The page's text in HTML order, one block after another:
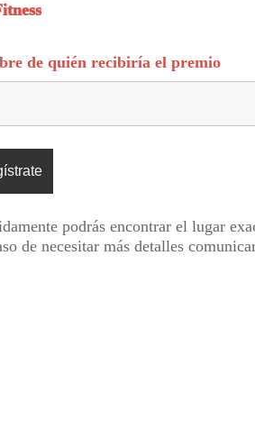
de quién recibiría el premio
podrás encontrar el lugar
de necesitar más detalles